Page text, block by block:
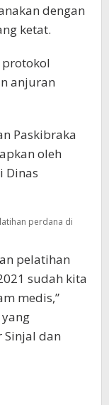
dengan
ketat.
protokol
anjuran
Paskibraka
oleh
Dinas
perdana di
pelatihan
sudah kita
medis,”
dan